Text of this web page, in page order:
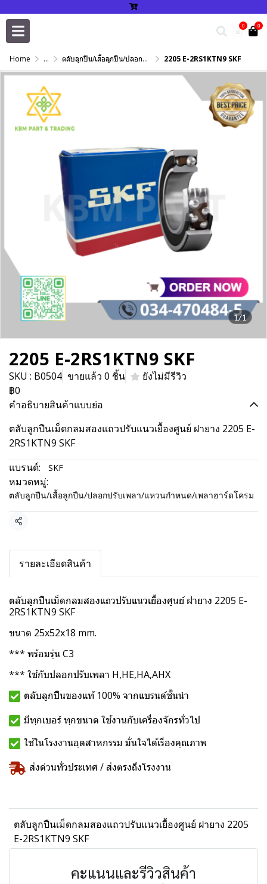
0 0
Home ... ตลับลูกปืน/เสื้อลูกปืน/ปลอกปรับเพลา/แหวนกำหนด/เพลาฮาร์ดโครม 2205 E-2RS1KTN9 SKF
1/1
2205 E-2RS1KTN9 SKF
SKU : B0504 ขายแล้ว 0 ชิ้น
ยังไม่มีรีวิว
฿0
คำอธิบายสินค้าแบบย่อ
ตลับลูกปืนเม็ดกลมสองแถวปรับแนวเยื้องศูนย์ ฝายาง 2205 E-
2RS1KTN9 SKF
แบรนด์:
SKF
หมวดหมู่:
ตลับลูกปืน/เสื้อลูกปืน/ปลอกปรับเพลา/แหวนกำหนด/เพลาฮาร์ดโครม
แชร์
รายละเอียดสินค้า
ตลับลูกปืนเม็ดกลมสองแถวปรับแนวเยื้องศูนย์ ฝายาง 2205 E-
2RS1KTN9 SKF
ขนาด 25x52x18 mm.
*** พร้อมรุ่น C3
*** ใช้กับปลอกปรับเพลา H,HE,HA,AHX
ตลับลูกปืนของแท้ 100% จากแบรนด์ชั้นนำ
มีทุกเบอร์ ทุกขนาด ใช้งานกับเครื่องจักรทั่วไป
ใช้ในโรงงานอุตสาหกรรม มั่นใจได้เรื่องคุณภาพ
ส่งด่วนทั่วประเทศ / ส่งตรงถึงโรงงาน
ตลับลูกปืนเม็ดกลมสองแถวปรับแนวเยื้องศูนย์ ฝายาง 2205
E-2RS1KTN9 SKF
คะแนนและรีวิวสินค้า